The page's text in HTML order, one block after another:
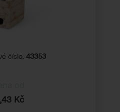
číslo: 43353
Kč